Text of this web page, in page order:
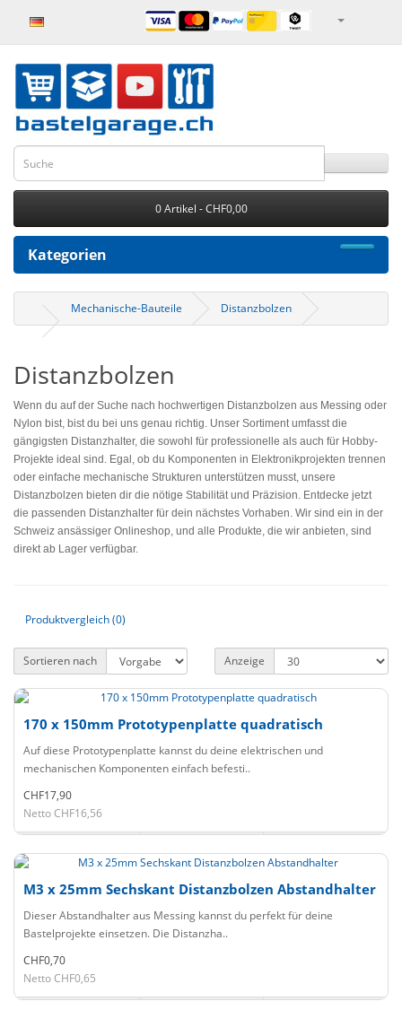
0 Artikel - CHF0,00
Kategorien
Mechanische-Bauteile Distanzbolzen
Distanzbolzen
Wenn du auf der Suche nach hochwertigen Distanzbolzen aus Messing oder
Nylon bist, bist du bei uns genau richtig. Unser Sortiment umfasst die
gängigsten Distanzhalter, die sowohl für professionelle als auch für Hobby-
Projekte ideal sind. Egal, ob du Komponenten in Elektronikprojekten trennen
oder einfache mechanische Strukturen unterstützen musst, unsere
Distanzbolzen bieten dir die nötige Stabilität und Präzision. Entdecke jetzt
die passenden Distanzhalter für dein nächstes Vorhaben. Wir sind ein in der
Schweiz ansässiger Onlineshop, und alle Produkte, die wir anbieten, sind
direkt ab Lager verfügbar.
Produktvergleich (0)
Sortieren nach Anzeige
170 x 150mm Prototypenplatte quadratisch
Auf diese Prototypenplatte kannst du deine elektrischen und
mechanischen Komponenten einfach befesti..
CHF17,90
Netto CHF16,56
M3 x 25mm Sechskant Distanzbolzen Abstandhalter
Dieser Abstandhalter aus Messing kannst du perfekt für deine
Bastelprojekte einsetzen. Die Distanzha..
CHF0,70
Netto CHF0,65